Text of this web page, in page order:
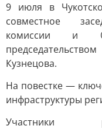
9 июля в
совместное
комиссии и
Кузнецова.
На повестке —
инфраструктуры
Участники